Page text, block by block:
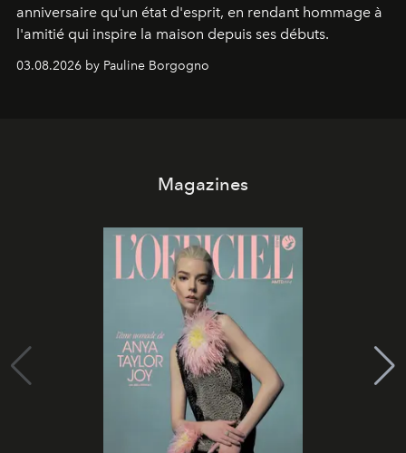
anniversaire qu'un état d'esprit, en rendant hommage à
l'amitié qui inspire la maison depuis ses débuts.
03.08.2026 by Pauline Borgogno
Magazines